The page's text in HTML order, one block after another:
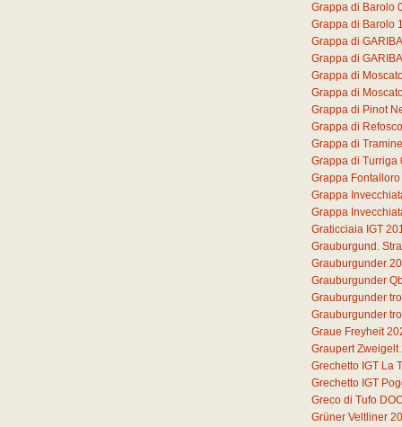
Grappa di Barolo
Grappa di Barolo
Grappa di
Grappa di
Grappa di
Grappa di
Grappa di Pinot
Grappa di Refosco
Grappa di
Grappa di Turriga
Grappa
Grappa
Grappa
Graticciaia IGT
Grauburgund.
Grauburgunder
Grauburgunder
Grauburgunder
Grauburgunder
Graue Freyheit
Graupert Zweigelt
Grechetto IGT La
Grechetto IGT
Greco di Tufo
Grüner Veltliner